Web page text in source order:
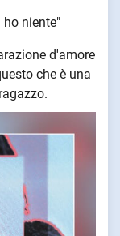
ho niente"
d'amore
che è una